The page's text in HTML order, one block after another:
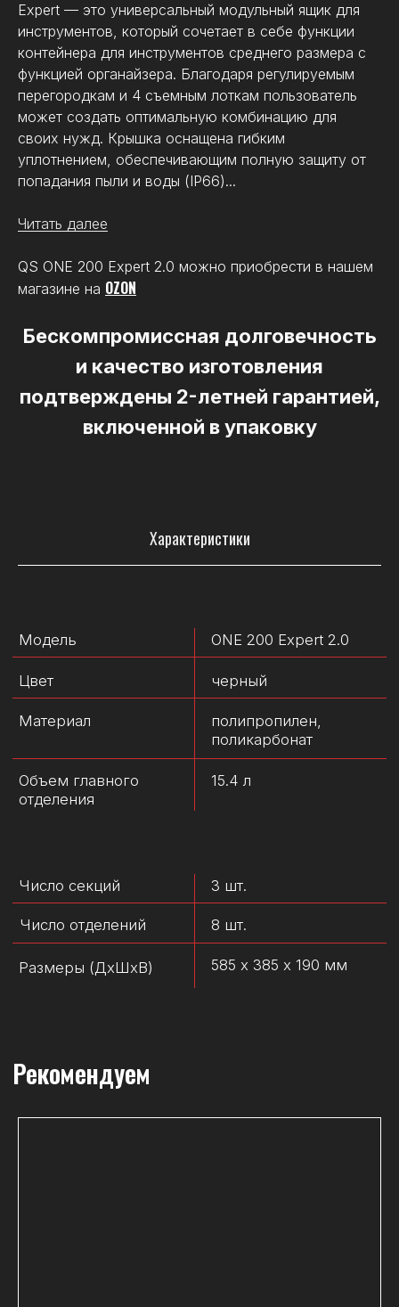
Expert — это универсальный модульный ящик для
инструментов, который сочетает в себе функции
контейнера для инструментов среднего размера с
функцией органайзера. Благодаря регулируемым
перегородкам и 4 съемным лоткам пользователь
может создать оптимальную комбинацию для
своих нужд. Крышка оснащена гибким
уплотнением, обеспечивающим полную защиту от
попадания пыли и воды (IP66)...
Читать далее
QS ONE 200 Expert 2.0 можно приобрести в нашем
магазине на OZON
Бескомпромиссная долговечность
и качество изготовления
подтверждены 2-летней гарантией,
включенной в упаковку
Характеристики
Модель ONE 200 Expert 2.0
Цвет
поликарбонат
Число секций 3 шт.
Объем главного
15.4 л
Рекомендуем